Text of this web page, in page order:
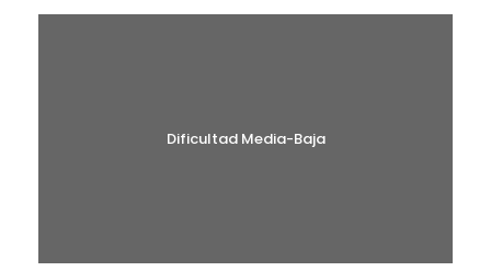
Dificultad Media-Baja